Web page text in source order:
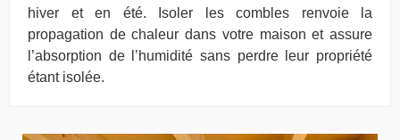
hiver et en été. Isoler les combles renvoie la
propagation de chaleur dans votre maison et assure
l’absorption de l’humidité sans perdre leur propriété
étant isolée.